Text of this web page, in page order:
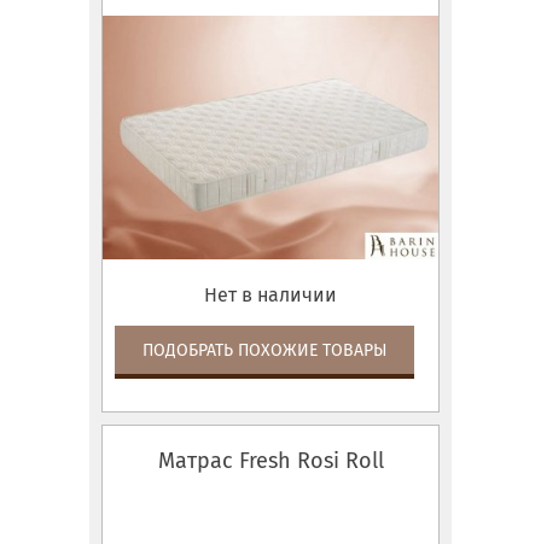
Нет в наличии
ПОДОБРАТЬ ПОХОЖИЕ ТОВАРЫ
Матрас Fresh Rosi Roll